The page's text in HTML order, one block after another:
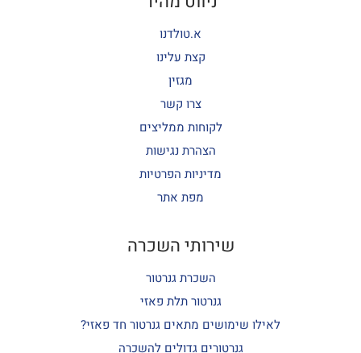
א.טולדנו
קצת עלינו
מגזין
צרו קשר
לקוחות ממליצים
הצהרת נגישות
מדיניות הפרטיות
מפת אתר
שירותי השכרה
השכרת גנרטור
גנרטור תלת פאזי
לאילו שימושים מתאים גנרטור חד פאזי?
גנרטורים גדולים להשכרה